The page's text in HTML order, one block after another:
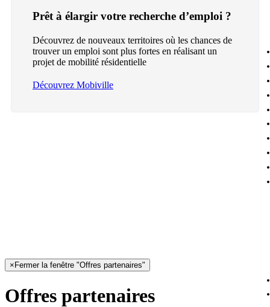
Prêt à élargir votre recherche d’emploi ?
Découvrez de nouveaux territoires où les chances de
trouver un emploi sont plus fortes en réalisant un
projet de mobilité résidentielle
Découvrez Mobiville
× Fermer la fenêtre "Offres partenaires"
Offres partenaires